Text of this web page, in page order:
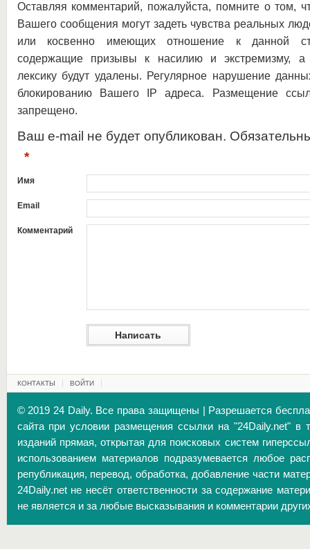
Оставляя комментарий, пожалуйста, помните о том,
Вашего сообщения могут задеть чувства реальных
или косвенно имеющих отношение к данной
содержащие призывы к насилию и экстремизму, а
лексику будут удалены. Регулярное нарушение
блокированию Вашего IP адреса. Размещение
запрещено.
Ваш e-mail не будет опубликован.
*
Имя
Email
Комментарий
КОНТАКТЫ ВОЙТИ
© 2019 24 Daily. Все права защищены | Разрешается
сайта при условии размещения ссылки на "24Daily.net" в
изданий прямая, открытая для поисковых систем
использованием материалов подразумевается любое
републикация, перевод, обработка, добавление части
24Daily.net не несёт ответственности за содержание
не является и за любые высказывания и комментарии